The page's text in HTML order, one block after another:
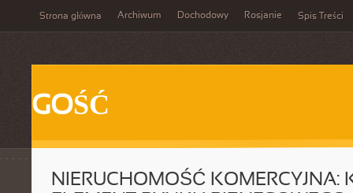
Strona główna Archiwum Dochodowy Rosjanie Spis Treści
GOŚĆ
NIERUCHOMOŚĆ KOMERCYJNA: